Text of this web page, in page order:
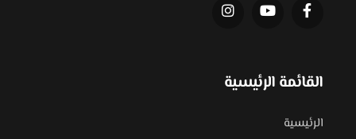
القائمة الرئيسية
الرئيسية